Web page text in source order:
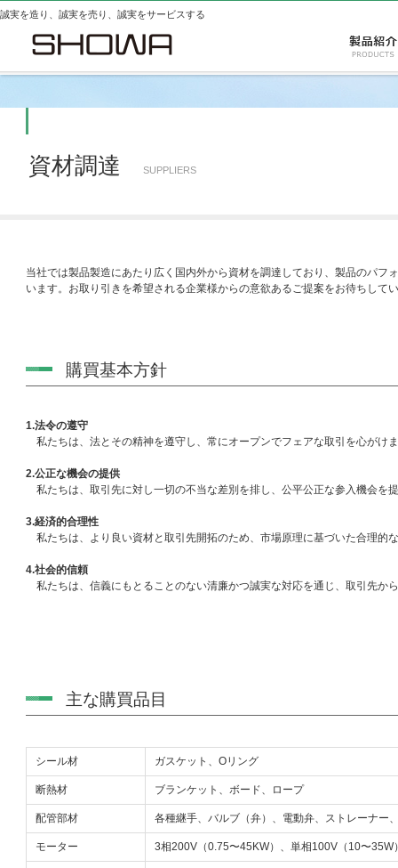
誠実を造り、誠実を売り、誠実をサービスする
資材調達 SUPPLIERS
当社では製品製造にあたり広く国内外から資材を調達しており、製品のパ
います。お取り引きを希望される企業様からの意欲あるご提案をお待ちして
購買基本方針
1.法令の遵守
私たちは、法とその精神を遵守し、常にオープンでフェアな取引を心がけ
2.公正な機会の提供
私たちは、取引先に対し一切の不当な差別を排し、公平公正な参入機会を
3.経済的合理性
私たちは、より良い資材と取引先開拓のため、市場原理に基づいた合理的
4.社会的信頼
私たちは、信義にもとることのない清廉かつ誠実な対応を通じ、取引先か
主な購買品目
シール材 ガスケット、Oリング
断熱材 ブランケット、ボード、ロープ
配管部材 各種継手、バルブ（弁）、電動弁、ストレーナー
モーター 3相200V（0.75〜45KW）、単相100V（10〜35W